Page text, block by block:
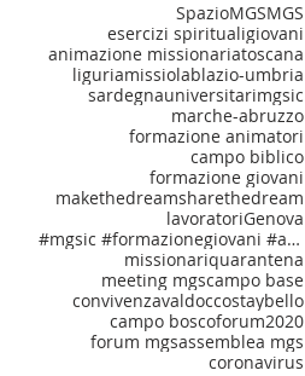
SpazioMGSMGS
esercizi spiritualigiovani
animazione missionariatoscana
liguriamissiolablazio-umbria
sardegnauniversitarimgsic
marche-abruzzo
formazione animatori
campo biblico
formazione giovani
makethedreamsharethedream
lavoratoriGenova
#mgsic #formazionegiovani #amatiechiamati #makethedream
missionariquarantena
meeting mgscampo base
convivenzavaldoccostaybello
campo boscoforum2020
forum mgsassemblea mgs
coronavirus